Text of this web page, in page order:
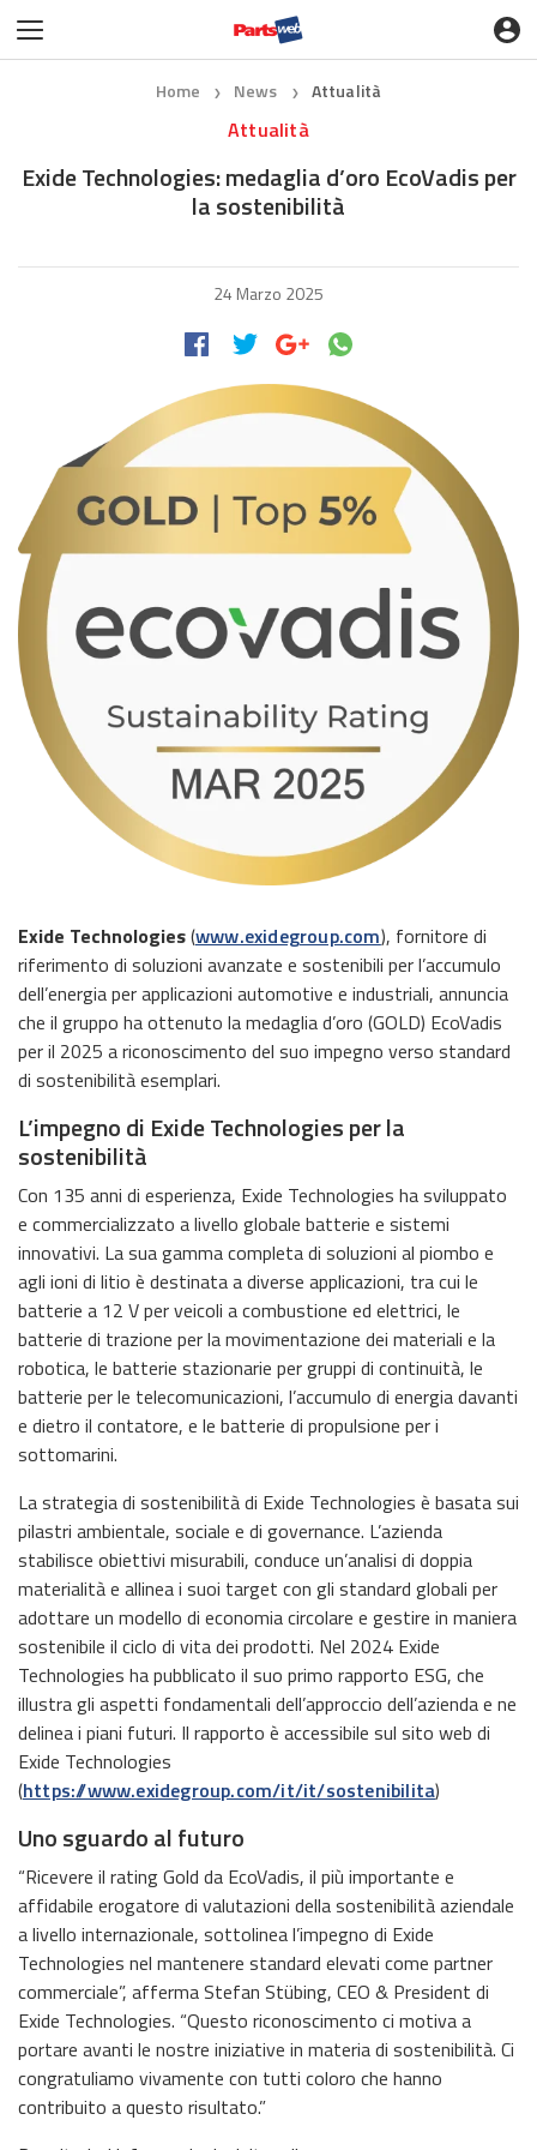
Home ❯ News ❯ Attualità
Attualità
Exide Technologies: medaglia d’oro EcoVadis per
la sostenibilità
24 Marzo 2025
Exide Technologies(www.exidegroup.com), fornitore di
riferimento di soluzioni avanzate e sostenibili per l’accumulo
dell’energia per applicazioni automotive e industriali, annuncia
che il gruppo ha ottenuto la medaglia d’oro (GOLD) EcoVadis
per il 2025 a riconoscimento del suo impegno verso standard
di sostenibilità esemplari.
L’impegno di Exide Technologies per la
sostenibilità
Con 135 anni di esperienza, Exide Technologies ha sviluppato
e commercializzato a livello globale batterie e sistemi
innovativi. La sua gamma completa di soluzioni al piombo e
agli ioni di litio è destinata a diverse applicazioni, tra cui le
batterie a 12 V per veicoli a combustione ed elettrici, le
batterie di trazione per la movimentazione dei materiali e la
robotica, le batterie stazionarie per gruppi di continuità, le
batterie per le telecomunicazioni, l’accumulo di energia davanti
e dietro il contatore, e le batterie di propulsione per i
sottomarini.
La strategia di sostenibilità di Exide Technologies è basata sui
pilastri ambientale, sociale e di governance. L’azienda
stabilisce obiettivi misurabili, conduce un’analisi di doppia
materialità e allinea i suoi target con gli standard globali per
adottare un modello di economia circolare e gestire in maniera
sostenibile il ciclo di vita dei prodotti. Nel 2024 Exide
Technologies ha pubblicato il suo primo rapporto ESG, che
illustra gli aspetti fondamentali dell’approccio dell’azienda e ne
delinea i piani futuri. Il rapporto è accessibile sul sito web di
Exide Technologies
(https://www.exidegroup.com/it/it/sostenibilita)
Uno sguardo al futuro
“Ricevere il rating Gold da EcoVadis, il più importante e
affidabile erogatore di valutazioni della sostenibilità aziendale
a livello internazionale, sottolinea l’impegno di Exide
Technologies nel mantenere standard elevati come partner
commerciale”, afferma Stefan Stübing, CEO & President di
Exide Technologies. “Questo riconoscimento ci motiva a
portare avanti le nostre iniziative in materia di sostenibilità. Ci
congratuliamo vivamente con tutti coloro che hanno
contribuito a questo risultato.”